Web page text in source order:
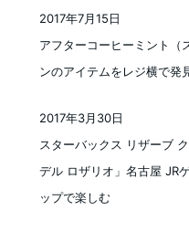
アフターコーヒーミント（
ンのアイテムをレジ横で発
2017年7月15日
スターバックス リザーブ
デル ロザリオ」名古屋 JR
ップで楽しむ
2017年3月30日